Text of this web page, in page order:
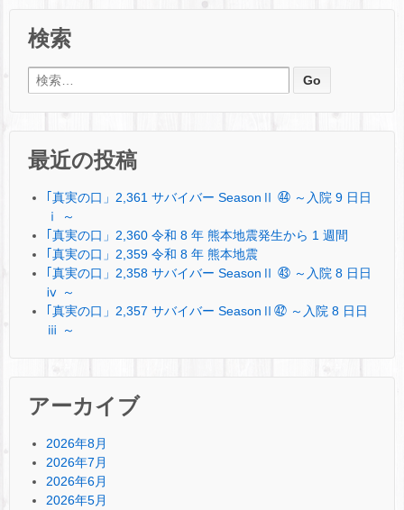
検索
検索:
最近の投稿
｢真実の口」2,361 サバイバー SeasonⅡ ㊹ ～入院 9 日日
ⅰ ～
｢真実の口」2,360 令和 8 年 熊本地震発生から 1 週間
｢真実の口」2,359 令和 8 年 熊本地震
｢真実の口」2,358 サバイバー SeasonⅡ ㊸ ～入院 8 日日
ⅳ ～
｢真実の口」2,357 サバイバー SeasonⅡ㊷ ～入院 8 日日
ⅲ ～
アーカイブ
2026年8月
2026年7月
2026年6月
2026年5月